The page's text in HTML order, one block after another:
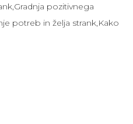
pozitivnega
potreb in želja strank,Kako